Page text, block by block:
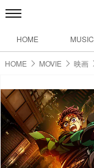
HOME MUSIC
HOME MOVIE 映画